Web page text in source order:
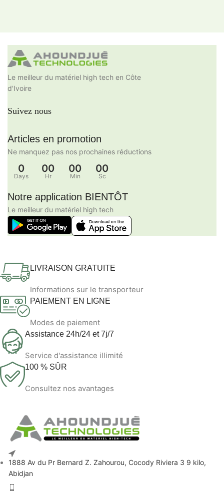
Le meilleur du matériel high tech en Côte
d'Ivoire
Suivez nous
Articles en promotion
Ne manquez pas nos prochaines réductions
0
Days
00
Hr
00
Min
00
Sc
Notre application BIENTÔT
Le meilleur du matériel high tech
LIVRAISON GRATUITE
Informations sur le transporteur
PAIEMENT EN LIGNE
Modes de paiement
Assistance 24h/24 et 7j/7
Service d'assistance illimité
100 % SÛR
Consultez nos avantages
1888 Av du Pr Bernard Z. Zahourou, Cocody Riviera 3 9 kilo,
Abidjan